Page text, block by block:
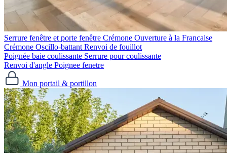
Serrure fenêtre et porte fenêtre
Crémone Ouverture à la Francaise
Crémone Oscillo-battant Renvoi de fouillot
Poignée baie coulissante Serrure pour coulissante
Renvoi d'angle Poignee fenetre
Mon portail & portillon